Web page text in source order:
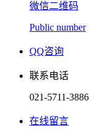
微信二维码
Public number
QQ咨询
联系电话
021-5711-3886
在线留言